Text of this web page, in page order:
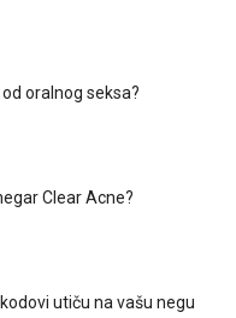
od oralnog seksa?
Clear Acne?
kodovi utiču na vašu negu